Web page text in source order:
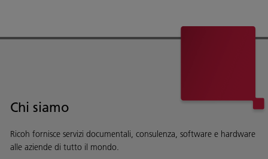
Chi siamo
Ricoh fornisce servizi documentali, consulenza, software e hardware
alle aziende di tutto il mondo.